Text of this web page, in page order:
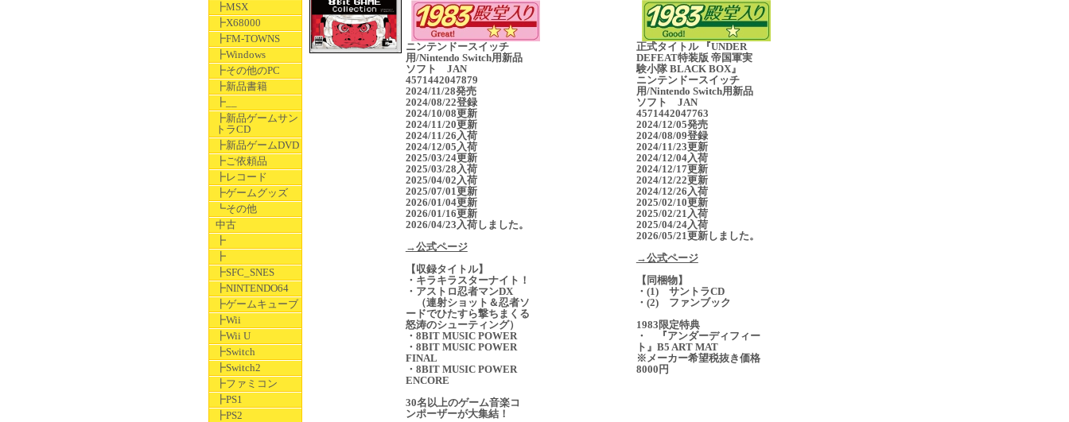
┣MSX
┣X68000
┣FM-TOWNS
┣Windows
┣その他のPC
┣新品書籍
┣__
┣新品ゲームサン
トラCD
┣新品ゲームDVD
┣ご依頼品
┣レコード
┣ゲームグッズ
┗その他
中古
┣
┣
┣SFC_SNES
┣NINTENDO64
┣ゲームキューブ
┣Wii
┣Wii U
┣Switch
┣Switch2
┣ファミコン
┣PS1
┣PS2
ニンテンドースイッチ
用/Nintendo Switch用新品
ソフト JAN
4571442047879
2024/11/28発売
2024/08/22登録
2024/10/08更新
2024/11/20更新
2024/11/26入荷
2024/12/05入荷
2025/03/24更新
2025/03/28入荷
2025/04/02入荷
2025/07/01更新
2026/01/04更新
2026/01/16更新
2026/04/23入荷しました。
→公式ページ
【収録タイトル】
・キラキラスターナイト！
・アストロ忍者マンDX
（連射ショット＆忍者ソ
ードでひたすら撃ちまくる
怒涛のシューティング）
・8BIT MUSIC POWER
・8BIT MUSIC POWER
FINAL
・8BIT MUSIC POWER
ENCORE
30名以上のゲーム音楽コ
ンポーザーが大集結！
正式タイトル 『UNDER
DEFEAT特装版 帝国軍実
験小隊 BLACK BOX』
ニンテンドースイッチ
用/Nintendo Switch用新品
ソフト JAN
4571442047763
2024/12/05発売
2024/08/09登録
2024/11/23更新
2024/12/04入荷
2024/12/17更新
2024/12/22更新
2024/12/26入荷
2025/02/10更新
2025/02/21入荷
2025/04/24入荷
2026/05/21更新しました。
→公式ページ
【同梱物】
・(1) サントラCD
・(2) ファンブック
1983限定特典
・ 『アンダーディフィー
ト』B5 ART MAT
※メーカー希望税抜き価格
8000円